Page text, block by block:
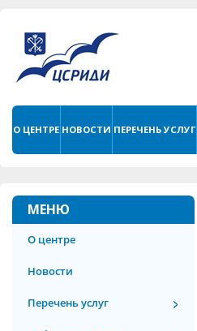
О ЦЕНТРЕ НОВОСТИ ПЕРЕЧЕНЬ УСЛУГ
МЕНЮ
О центре
Новости
Перечень услуг